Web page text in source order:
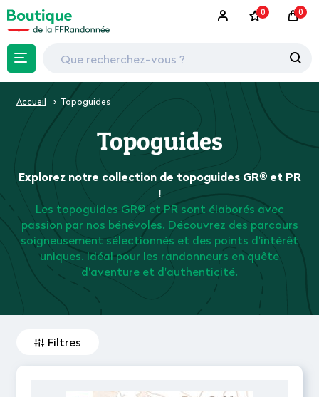
0 0
Accueil Topoguides
Topoguides
Explorez notre collection de topoguides GR® et PR
!
Les topoguides GR® et PR sont élaborés avec
passion par nos bénévoles. Découvrez des parcours
soigneusement sélectionnés et des points d'intérêt
uniques. Idéal pour les randonneurs en quête
d'aventure et d'authenticité.
Filtres